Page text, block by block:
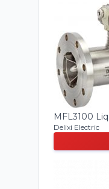
MFL3100
Delixi Electric